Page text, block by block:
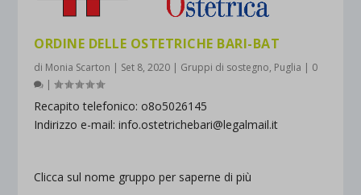
ORDINE DELLE OSTETRICHE BARI-BAT
di Monia Scarton | Set 8, 2020 | Gruppi di sostegno, Puglia | 0
|
Recapito telefonico: o8o5026145
Indirizzo e-mail: info.ostetrichebari@legalmail.it
Clicca sul nome gruppo per saperne di più